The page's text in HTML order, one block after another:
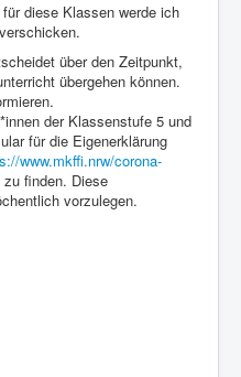
diese Klassen werde ich
über den Zeitpunkt,
übergehen können.
der Klassenstufe 5 und
für die Eigenerklärung
www.mkffi.nrw/corona-
zu finden. Diese
vorzulegen.